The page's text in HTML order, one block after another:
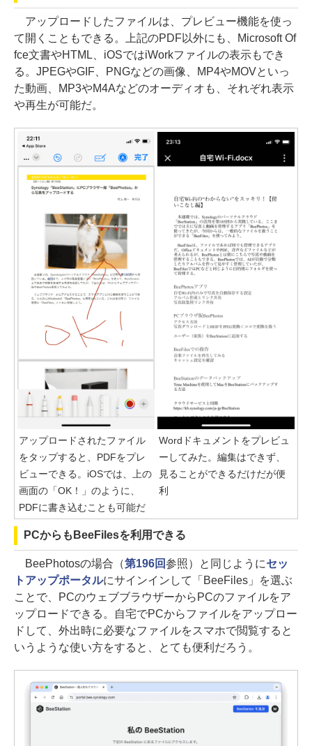
アップロードしたファイルは、プレビュー機能を使っ
て開くこともできる。上記のPDF以外にも、Microsoft Of
fce文書やHTML、iOSではiWorkファイルの表示もでき
る。JPEGやGIF、PNGなどの画像、MP4やMOVといっ
た動画、MP3やM4Aなどのオーディオも、それぞれ表示
や再生が可能だ。
アップロードされたファイル
をタップすると、PDFをプレ
ビューできる。iOSでは、上の
画面の「OK！」のように、
PDFに書き込むことも可能だ
Wordドキュメントをプレビュ
ーしてみた。編集はできず、
見ることができるだけだが便
利
PCからもBeeFilesを利用できる
BeePhotosの場合（第196回参照）と同じようにセッ
トアップポータルにサインインして「BeeFiles」を選ぶ
ことで、PCのウェブブラウザーからPCのファイルをア
ップロードできる。自宅でPCからファイルをアップロー
ドして、外出時に必要なファイルをスマホで閲覧すると
いうような使い方をすると、とても便利だろう。